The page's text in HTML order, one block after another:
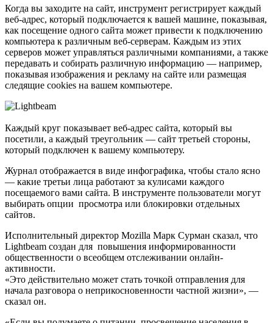
Когда вы заходите на сайт, инструмент регистрирует каждый
веб-адрес, который подключается к вашей машине, показывая,
как посещение одного сайта может привести к подключению
компьютера к различным веб-серверам. Каждым из этих
серверов может управляться различными компаниями, а также
передавать и собирать различную информацию — например,
показывая изображения и рекламу на сайте или размещая
следящие cookies на вашем компьютере.
Каждый круг показывает веб-адрес сайта, который вы
посетили, а каждый треугольник — сайт третьей стороны,
который подключен к вашему компьютеру.
Журнал отображается в виде инфографика, чтобы стало ясно
— какие третьи лица работают за кулисами каждого
посещаемого вами сайта. В инструменте пользователи могут
выбирать опции просмотра или блокировки отдельных
сайтов.
Исполнительный директор Mozilla Марк Сурман сказал, что
Lightbeam создан для повышения информированности
общественности о всеобщем отслеживании онлайн-
активности.
«Это действительно может стать точкой отправления для
начала разговора о неприкосновенности частной жизни», —
сказал он.